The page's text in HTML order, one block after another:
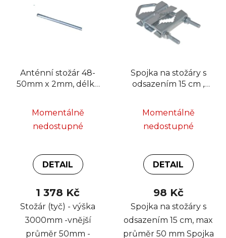
Anténní stožár 48-
50mm x 2mm, délka
Momentálně
nedostupné
DETAIL
1 378 Kč
Stožár (tyč) - výška
3000mm -vnější
průměr 50mm -
Spojka na stožáry s
odsazením 15 cm ,
Momentálně
nedostupné
DETAIL
98 Kč
Spojka na stožáry s
odsazením 15 cm, max
průměr 50 mm Spojka